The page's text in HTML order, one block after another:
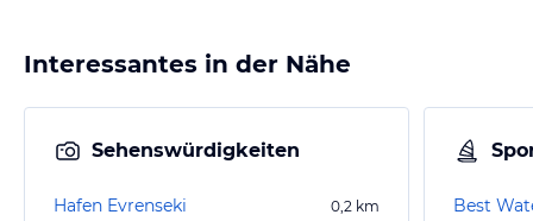
Interessantes in der Nähe
Sehenswürdigkeiten
Hafen Evrenseki 0,2 km Best